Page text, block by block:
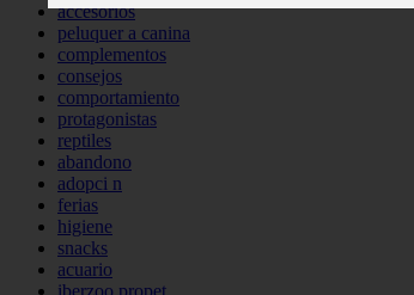
accesorios
peluquer a canina
complementos
consejos
comportamiento
protagonistas
reptiles
abandono
adopci n
ferias
higiene
snacks
acuario
iberzoo propet